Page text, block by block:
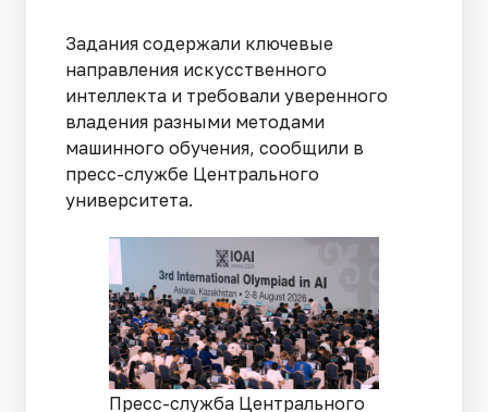
Задания содержали ключевые
направления искусственного
интеллекта и требовали уверенного
владения разными методами
машинного обучения, сообщили в
пресс-службе Центрального
университета.
Пресс-служба Центрального